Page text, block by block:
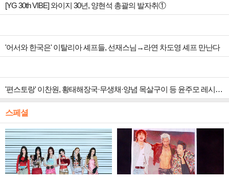
[YG 30th VIBE] 와이지 30년, 양현석 총괄의 발자취①
'어서와 한국은' 이탈리아 셰프들, 선재스님→라연 차도영 셰프 만난다
'편스토랑' 이찬원, 황태해장국·무생채·양념 목살구이 등 윤주모 레시피 섭렵
스페셜